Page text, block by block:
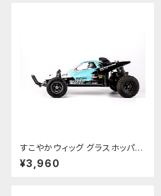
すこやかウィッグ グラスホッパー
2用ブラックPBRW-3D03
¥3,960